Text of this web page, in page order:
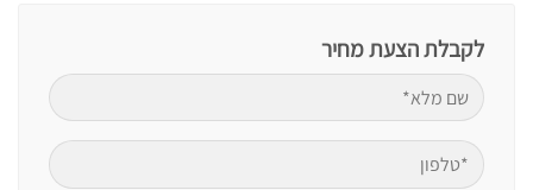
לקבלת הצעת מחיר